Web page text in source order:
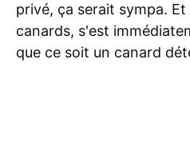
privé, ça serait sympa.
canards, s'est
que ce soit un canard